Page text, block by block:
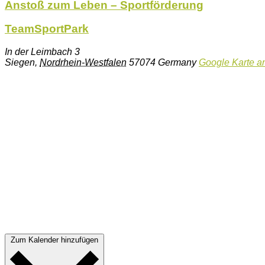
Anstoß zum Leben – Sportförderung
TeamSportPark
In der Leimbach 3
Siegen, Nordrhein-Westfalen 57074 Germany Google Karte